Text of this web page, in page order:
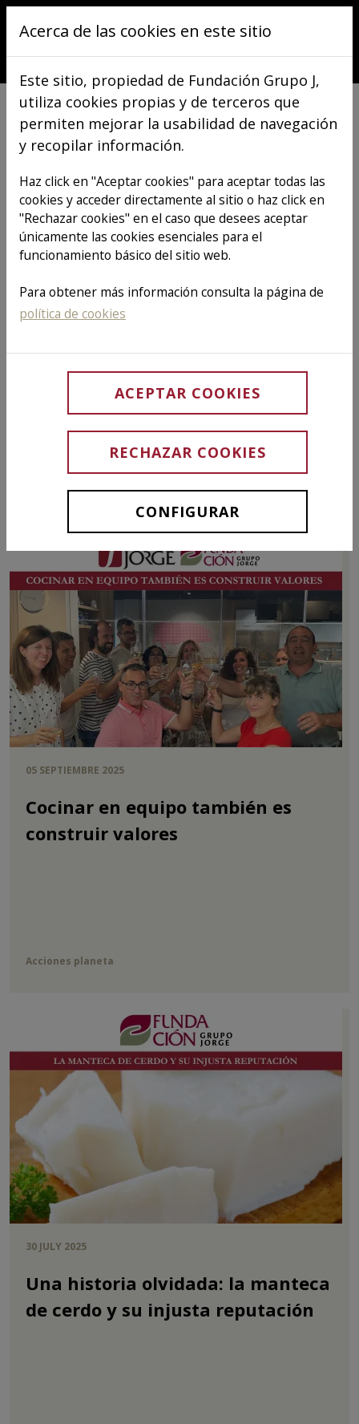
Pasar al contenido principal
Comunicación
TODO
ACCIONES PERSONAS
ACCIONES PLANETA
Cuidado del medioambiente
Desarrollo sostenible del sector
05 SEPTIEMBRE 2025
Cocinar en equipo también es
construir valores
Acciones planeta
30 JULY 2025
Una historia olvidada: la manteca
de cerdo y su injusta reputación
Acerca de las cookies en este sitio
Este sitio, propiedad de Fundación Grupo J,
utiliza cookies propias y de terceros que
permiten mejorar la usabilidad de navegación
y recopilar información.
Haz click en "Aceptar cookies" para aceptar todas las
cookies y acceder directamente al sitio o haz click en
"Rechazar cookies" en el caso que desees aceptar
únicamente las cookies esenciales para el
funcionamiento básico del sitio web.
Para obtener más información consulta la página de
política de cookies
ACEPTAR COOKIES
RECHAZAR COOKIES
CONFIGURAR